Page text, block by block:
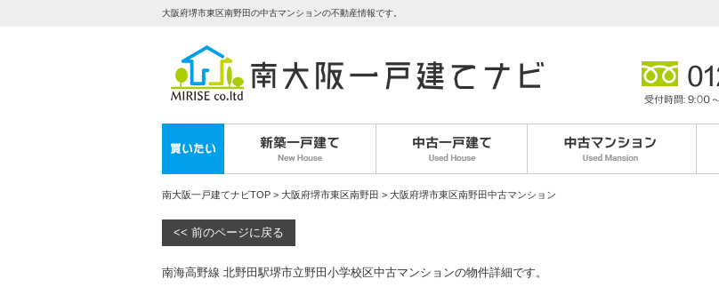
大阪府堺市東区南野田の中古マンションの不動産情報です。
南大阪一戸建てナビTOP > 大阪府堺市東区南野田 > 大阪府堺市東区南野田中古マンション
<< 前のページに戻る
南海高野線 北野田駅堺市立野田小学校区中古マンションの物件詳細です。